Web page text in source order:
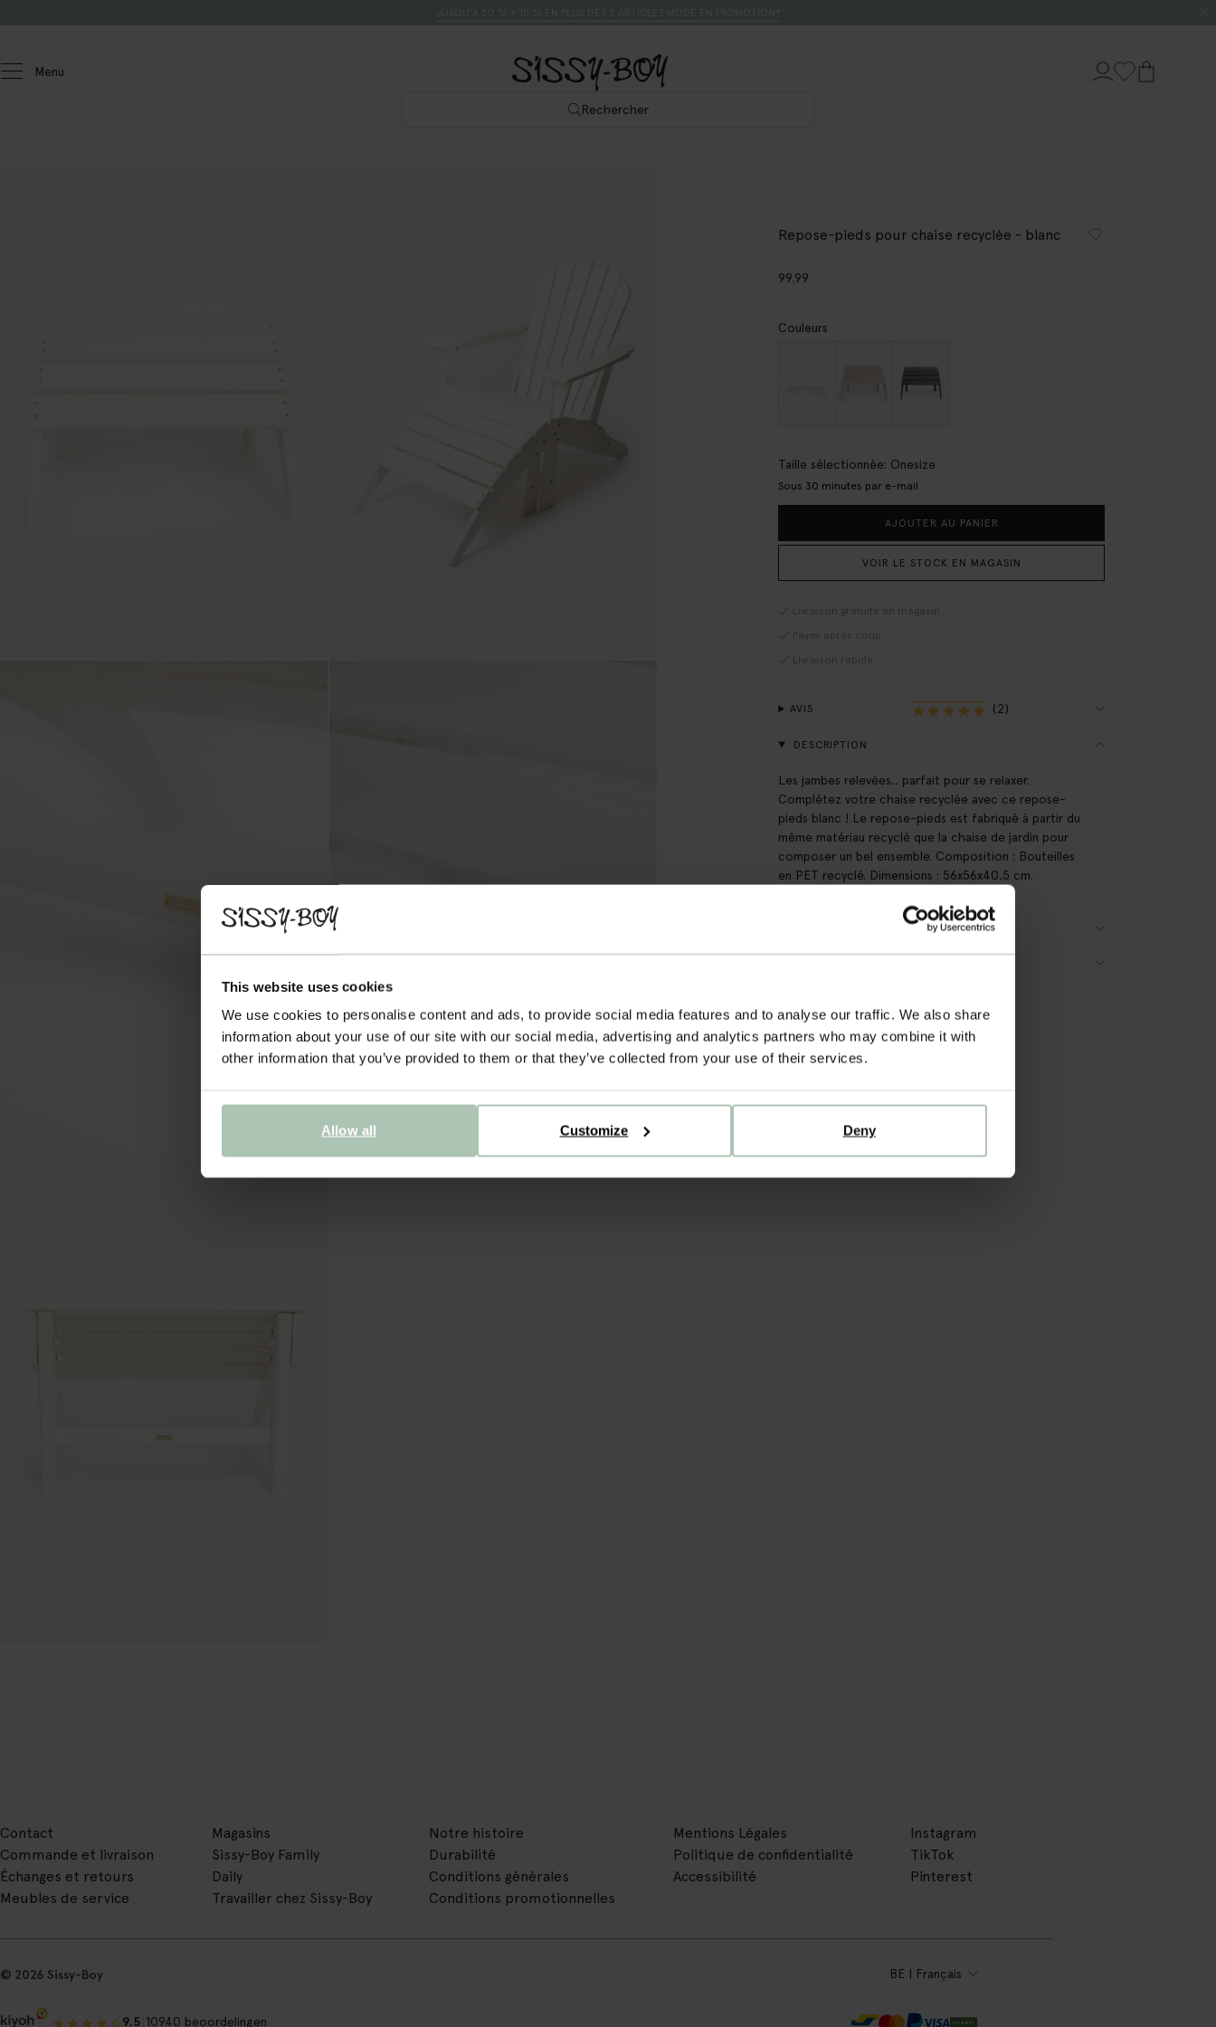
This website uses cookies
We use cookies to personalise content and ads, to provide social media features and to analyse our traffic. We also share
information about your use of our site with our social media, advertising and analytics partners who may combine it with
other information that you’ve provided to them or that they’ve collected from your use of their services.
Deny
Customize
Allow all
Menu
Rechercher
Repose-pieds pour chaise recyclée - blanc
99.99
Couleurs
Taille sélectionnée: Onesize
Sous 30 minutes par e-mail
AJOUTER AU PANIER
VOIR LE STOCK EN MAGASIN
Livraison gratuite en magasin
Payer après coup
Livraison rapide
AVIS (2)
DESCRIPTION
Les jambes relevées... parfait pour se relaxer.
Complétez votre chaise recyclée avec ce repose-
pieds blanc ! Le repose-pieds est fabriqué à partir du
même matériau recyclé que la chaise de jardin pour
composer un bel ensemble. Composition : Bouteilles
en PET recyclé. Dimensions : 56x56x40,5 cm.
DÉTAILS DU PRODUIT
Contact
Commande et livraison
Échanges et retours
Meubles de service
Magasins
Sissy-Boy Family
Daily
Travailler chez Sissy-Boy
Notre histoire
Durabilité
Conditions générales
Conditions promotionnelles
Mentions Légales
Politique de confidentialité
Accessibilité
Instagram
TikTok
Pinterest
BE | Français
© 2026 Sissy-Boy
9.5 10940 beoordelingen